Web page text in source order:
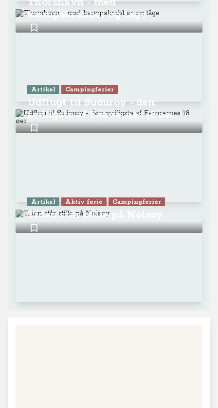
kæmpekrabber og tåge
Artikel Campingferier
Udflugt til Suduroy - den
sydligste af Færøernes 18 øer
Artikel Aktiv ferie Campingferier
Tiden står stille på Nolsoy